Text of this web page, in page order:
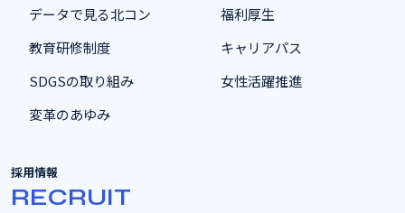
データで見る北コン
福利厚生
教育研修制度
キャリアパス
SDGSの取り組み
女性活躍推進
変革のあゆみ
採用情報
RECRUIT